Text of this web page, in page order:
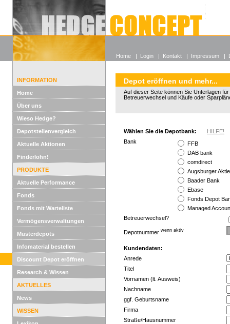
Alle
Wieso
INFORMATION
Home
Über uns
Wieso Hedge?
Depotstellenvergleich
Aktuelle Aktionen
Finderlohn!
PRODUKTE
Aktuelle Performance
Fonds
Fonds mit Warteliste
Vermögensverwaltungen
Musterdepots
Infomaterial bestellen
Discount Depot eröffnen
Research & Wissen
AKTUELLES
News
WISSEN
Depot eröffnen und mehr...
Auf dieser Seite können Sie Unterlagen
Betreuerwechsel und Käufe oder
Wählen Sie die Depotbank:
HILFE!
Bank
FFB
DAB bank
comdirect
Augsburger
Baader Bank
Ebase
Fonds Depot
Managed
Betreuerwechsel?
Depotnummer wenn aktiv
Kundendaten:
Anrede
Titel
Vornamen (lt. Ausweis)
Nachname
ggf. Geburtsname
Firma
Straße/Hausnummer
Home | Login | Kontakt | Impressum |